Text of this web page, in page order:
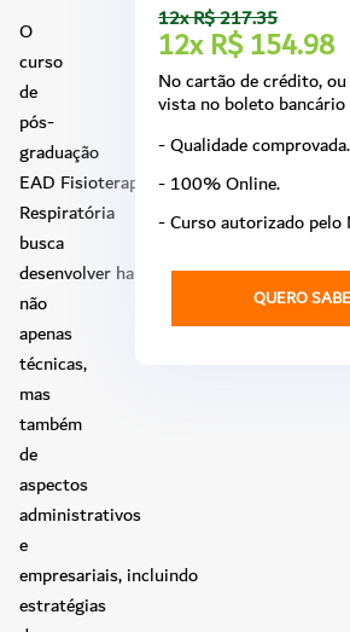
O
curso
de
pós-
graduação
EAD Fisioterapia
Respiratória
busca
desenvolver habilidades
não
apenas
técnicas,
mas
também
de
aspectos
administrativos
e
empresariais, incluindo
estratégias
12x R$ 217.35
12x R$ 154.98
No cartão de crédito,
vista no boleto
- Qualidade comprovada.
- 100% Online.
- Curso autorizado pelo
QUERO